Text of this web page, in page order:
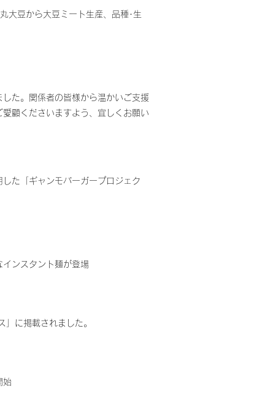
大豆から大豆ミート生産、品種･生
た。関係者の皆様から温かいご支援
顧くださいますよう、宜しくお願い
た「ギャンモバーガープロジェク
インスタント麺が登場
に掲載されました。
始